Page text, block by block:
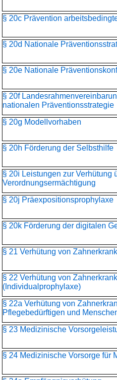
§ 20c Prävention
§ 20d Nationale
§ 20e Nationale
§ 20f
nationalen Präventionsstrategie
§ 20g Modellvorhaben
§ 20h Förderung der Selbsthilfe
§ 20i Leistungen zur Verhütung
Verordnungsermächtigung
§ 20j Präexpositionsprophylaxe
§ 20k Förderung der digitalen
§ 21 Verhütung von
§ 22 Verhütung von
(Individualprophylaxe)
§ 22a Verhütung von
Pflegebedürftigen und
§ 23 Medizinische
§ 24 Medizinische Vorsorge für